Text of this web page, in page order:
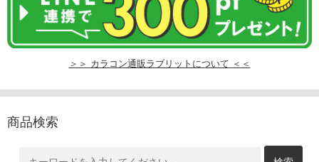
＞＞ カラコン通販ラブリットについて ＜＜
商品検索